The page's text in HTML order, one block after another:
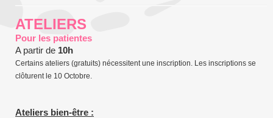
ATELIERS
Pour les patientes
A partir de 10h
Certains ateliers (gratuits) nécessitent une inscription. Les inscriptions se
clôturent le 10 Octobre.
Ateliers bien-être :